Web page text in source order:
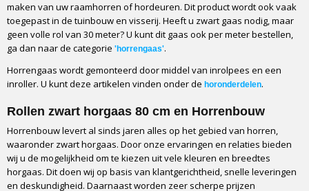
60,80,100,120,140 en 160 cm breed
Afname
Per volle rol van 30 meter
Professioneel
1,2 x 1,2 mm
Gewicht
120 gram per vierkante meter
Openheid (% zonlicht)
63%
maken van uw raamhorren of hordeuren. Dit product wordt ook vaak
toegepast in de tuinbouw en visserij. Heeft u zwart gaas nodig, maar
geen volle rol van 30 meter? U kunt dit gaas ook per meter bestellen,
ga dan naar de categorie 'horrengaas'.
Horrengaas wordt gemonteerd door middel van inrolpees en een
inroller. U kunt deze artikelen vinden onder de horonderdelen.
Rollen zwart horgaas 80 cm en Horrenbouw
Horrenbouw levert al sinds jaren alles op het gebied van horren,
waaronder zwart horgaas. Door onze ervaringen en relaties bieden
wij u de mogelijkheid om te kiezen uit vele kleuren en breedtes
horgaas. Dit doen wij op basis van klantgerichtheid, snelle leveringen
en deskundigheid. Daarnaast worden zeer scherpe prijzen